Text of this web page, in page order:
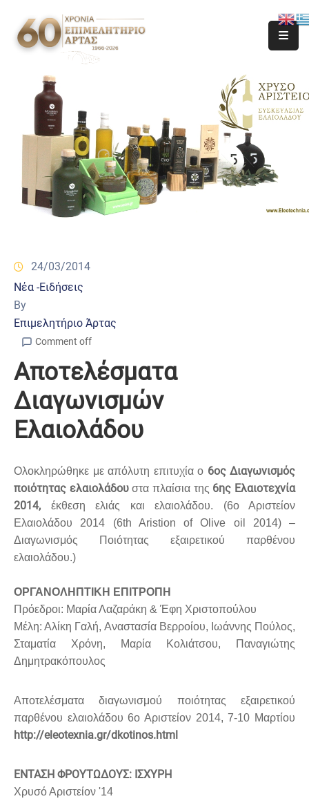
24/03/2014
Νέα -Ειδήσεις
By
Επιμελητήριο Άρτας
Comment off
Αποτελέσματα
Διαγωνισμών
Ελαιολάδου
Ολοκληρώθηκε με απόλυτη επιτυχία ο 6ος Διαγωνισμός
ποιότητας ελαιολάδουστα πλαίσια της 6ης Ελαιοτεχνία
2014, έκθεση ελιάς και ελαιολάδου. (6ο Αριστείον
Ελαιολάδου 2014 (6th Aristion of Olive oil 2014) –
Διαγωνισμός Ποιότητας εξαιρετικού παρθένου
ελαιολάδου.)
ΟΡΓΑΝΟΛΗΠΤΙΚΗ ΕΠΙΤΡΟΠΗ
Πρόεδροι: Μαρία Λαζαράκη & Έφη Χριστοπούλου
Μέλη: Αλίκη Γαλή, Αναστασία Βερροίου, Ιωάννης Πούλος,
Σταματία Χρόνη, Μαρία Κολιάτσου, Παναγιώτης
Δημητρακόπουλος
Αποτελέσματα διαγωνισμού ποιότητας εξαιρετικού
παρθένου ελαιολάδου 6ο Αριστείον 2014, 7-10 Μαρτίου
http://eleotexnia.gr/dkotinos.html
ΕΝΤΑΣΗ ΦΡΟΥΤΩΔΟΥΣ: ΙΣΧΥΡΗ
Χρυσό Αριστείον '14